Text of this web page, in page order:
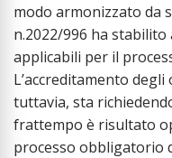
modo armonizzato da
n.2022/996 ha
applicabili per il
L’accreditamento
tuttavia, sta
frattempo è risultato
processo obbligatorio